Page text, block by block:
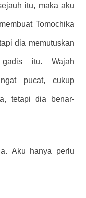
itu, maka aku
Tomochika
dia memutuskan
gadis itu. Wajah
pucat, cukup
tetapi dia benar-
Aku hanya perlu